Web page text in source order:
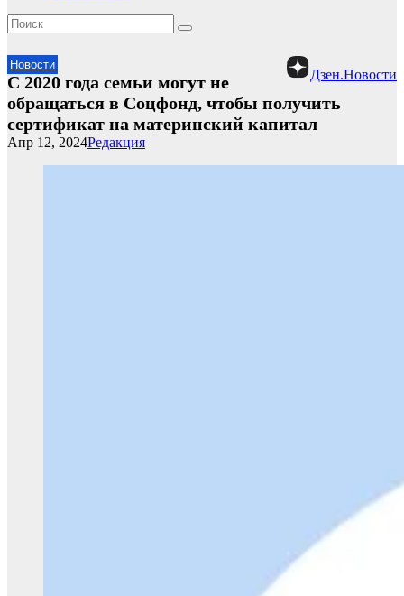
Новости
Дзен.Новости
С 2020 года семьи могут не
обращаться в Соцфонд, чтобы получить
сертификат на материнский капитал
Редакция
Апр 12, 2024